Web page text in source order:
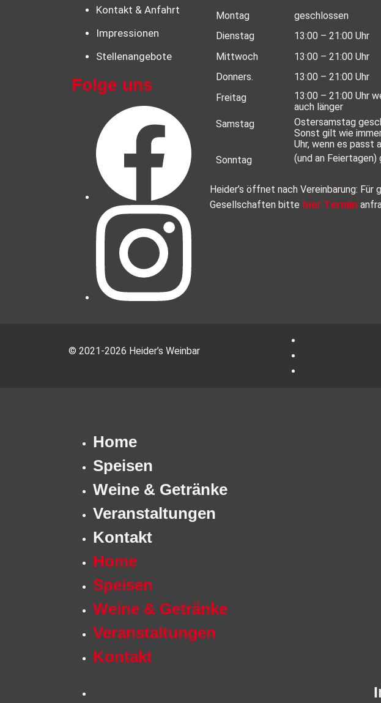
Kontakt & Anfahrt
Impressionen
Stellenangebote
Folge uns
Montag
geschlossen
Dienstag
13:00 – 21:00 Uhr
Mittwoch
13:00 – 21:00 Uhr
Donners.
13:00 – 21:00 Uhr
Freitag
13:00 – 21:00 Uhr
auch länger
Samstag
Ostersamstag
Sonst gilt wie
Uhr, wenn es passt
Sonntag
(und an Feiertagen)
Heider’s öffnet nach Vereinbarung: Für
Gesellschaften bitte hier Termin
© 2021-2026 Heider’s Weinbar
Home
Speisen
Weine & Getränke
Veranstaltungen
Kontakt
Home
Speisen
Weine & Getränke
Veranstaltungen
Kontakt